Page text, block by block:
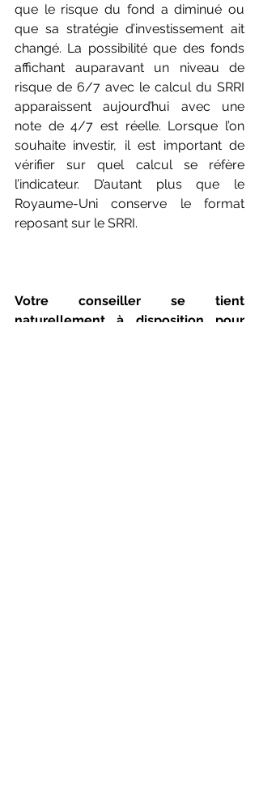
que le risque du fond a diminué ou
que sa stratégie d’investissement ait
changé. La possibilité que des fonds
affichant auparavant un niveau de
risque de 6/7 avec le calcul du SRRI
apparaissent aujourd’hui avec une
note de 4/7 est réelle. Lorsque l’on
souhaite investir, il est important de
vérifier sur quel calcul se réfère
l’indicateur. D’autant plus que le
Royaume-Uni conserve le format
reposant sur le SRRI.
Votre conseiller se tient
naturellement à disposition pour